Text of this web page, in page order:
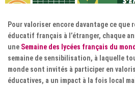
Pour valoriser encore davantage ce que
éducatif français à l’étranger, chaque
une Semaine des lycées français du
semaine de sensibilisation, à laquelle
monde sont invités à participer en
éducatives, a un impact à la fois local